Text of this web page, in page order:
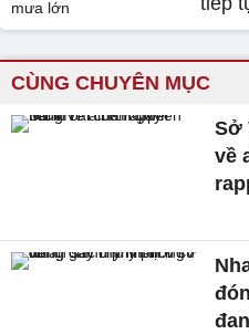
CÙNG CHUYÊN MỤC
Sở
về